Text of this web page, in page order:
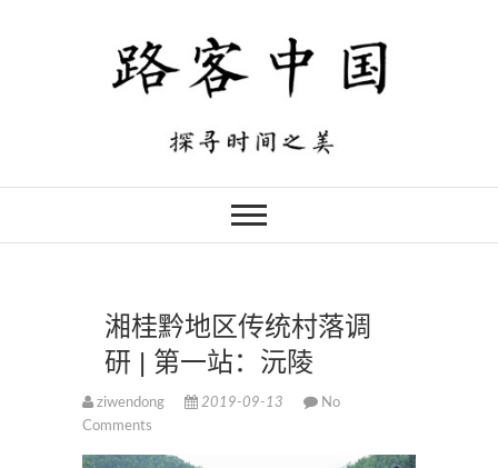
湘桂黔地区传统村落调
研 | 第一站：沅陵
ziwendong 2019-09-13
No
Comments